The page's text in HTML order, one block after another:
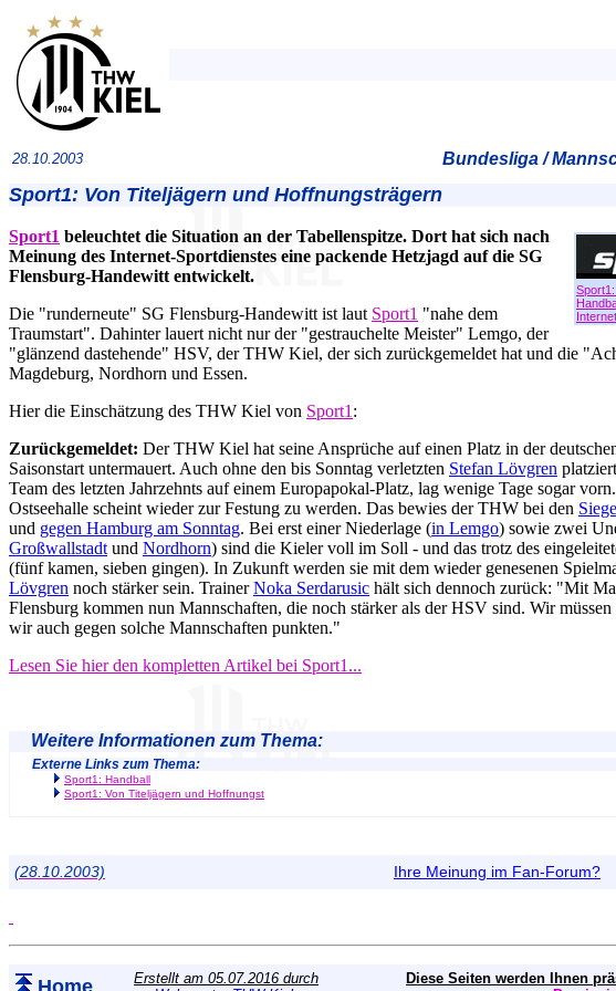
28.10.2003 Bundesliga /
Sport1: Von Titeljägern und Hoffnungsträgern
Internet.
Sport1 beleuchtet die Situation an der Tabellenspitze. Dort hat sich nach
Meinung des Internet-Sportdienstes eine packende Hetzjagd auf die SG
Flensburg-Handewitt entwickelt.
Die "runderneute" SG Flensburg-Handewitt ist laut Sport1 "nahe dem
Traumstart". Dahinter lauert nicht nur der "gestrauchelte Meister" Lemgo, der
"glänzend dastehende" HSV, der THW Kiel, der sich zurückgemeldet hat und die
Magdeburg, Nordhorn und Essen.
Hier die Einschätzung des THW Kiel von Sport1 :
Zurückgemeldet: Der THW Kiel hat seine Ansprüche auf einen Platz in der
Saisonstart untermauert. Auch ohne den bis Sonntag verletzten Stefan Lövgren
Team des letzten Jahrzehnts auf einem Europapokal-Platz, lag wenige Tage sogar
Ostseehalle scheint wieder zur Festung zu werden. Das bewies der THW bei den
und gegen Hamburg am Sonntag. Bei erst einer Niederlage (in Lemgo) sowie zwei
Großwallstadt und Nordhorn) sind die Kieler voll im Soll - und das trotz des
(fünf kamen, sieben gingen). In Zukunft werden sie mit dem wieder genesenen
Lövgren noch stärker sein. TrainerNoka Serdarusic hält sich dennoch zurück: "Mit
Flensburg kommen nun Mannschaften, die noch stärker als der HSV sind. Wir
wir auch gegen solche Mannschaften punkten."
Lesen Sie hier den kompletten Artikel bei Sport1...
Weitere Informationen zum Thema:
Externe Links zum Thema:
Sport1: Handball
Sport1: Von Titeljägern und Hoffnungst
(28.10.2003) Ihre Meinung im Fan-Forum?
Home
Erstellt am 05.07.2016 durch
Diese Seiten werden Ihnen